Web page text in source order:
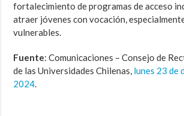
fortalecimiento de programas de acceso
atraer jóvenes con vocación,
vulnerables.
Fuente: Comunicaciones – Consejo de
de las Universidades Chilenas, lunes 23 de
2024.